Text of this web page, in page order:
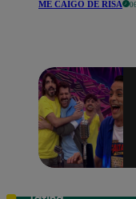
ME CAIGO DE RISA